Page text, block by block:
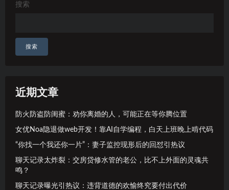
搜索
搜索
近期文章
防火防盗防闺蜜：劝你离婚的人，可能正在等你腾位置
女优Noa隐退做web开发！靠AI自学编程，白天上班晚上啃代码
“你找一个我还你一片”：妻子监控现形后的回怼引热议
聊天记录太炸裂：交房贷修水管的老公，比不上外面的灵魂共
鸣？
聊天记录曝光引热议：违背道德的欢愉终究要付出代价